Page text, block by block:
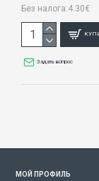
Без налога:4.30€
Задать вопрос
МОЙ ПРОФИЛЬ